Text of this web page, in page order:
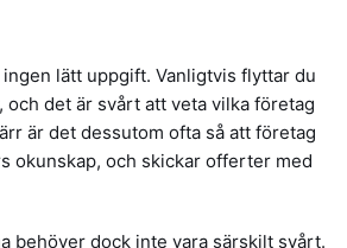
lätt uppgift. Vanligtvis flyttar du
och det är svårt att veta vilka företag
är det dessutom ofta så att företag
okunskap, och skickar offerter med
behöver dock inte vara särskilt svårt.